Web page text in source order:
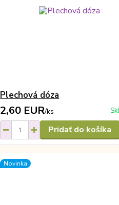
Plechová dóza
2,60 EUR/ks
Pridať do košíka
Novinka